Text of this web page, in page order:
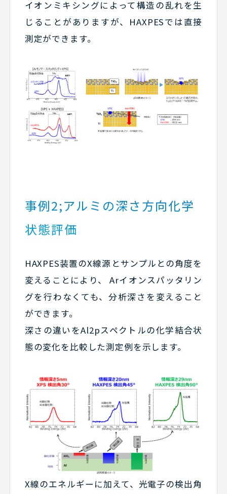
イオンミキシングによって構造の乱れを生
じることがありますが、HAXPESでは直接
測定ができます。
事例2;アルミの深さ方向化学
状態評価
HAXPES装置のX線源とサンプルとの角度を
変えることにより、 Arイオンスパッタリン
グを行わなくても、分析深さを変えること
ができます。
深さの違いをAl2pスペクトルの化学結合状
態の変化を比較した測定例を示します。
X線のエネルギーに加えて、光電子の検出角